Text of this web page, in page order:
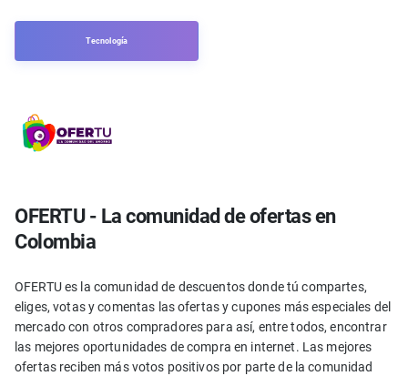
Tecnología
OFERTU - La comunidad de ofertas en
Colombia
OFERTU es la comunidad de descuentos donde tú compartes,
eliges, votas y comentas las ofertas y cupones más especiales del
mercado con otros compradores para así, entre todos, encontrar
las mejores oportunidades de compra en internet. Las mejores
ofertas reciben más votos positivos por parte de la comunidad